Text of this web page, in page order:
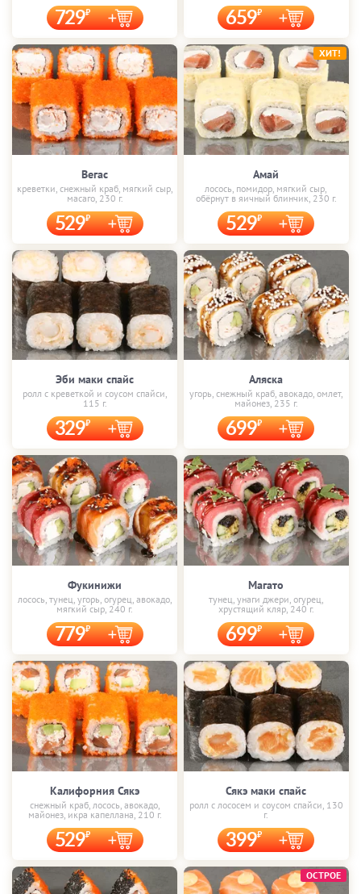
729 659
Вегас
креветки, снежный краб, мягкий сыр,
масаго, 230 г.
529
Амай
лосось, помидор, мягкий сыр,
обёрнут в яичный блинчик, 230 г.
529
ХИТ!
Эби маки спайс
ролл с креветкой и соусом спайси,
115 г.
329
Аляска
угорь, снежный краб, авокадо, омлет,
майонез, 235 г.
699
Фукинижи
лосось, тунец, угорь, огурец, авокадо,
мягкий сыр, 240 г.
779
Магато
тунец, унаги джери, огурец,
хрустящий кляр, 240 г.
699
Калифорния Сякэ
снежный краб, лосось, авокадо,
майонез, икра капеллана, 210 г.
529
Сякэ маки спайс
ролл с лососем и соусом спайси, 130
г.
399
ОСТРОЕ